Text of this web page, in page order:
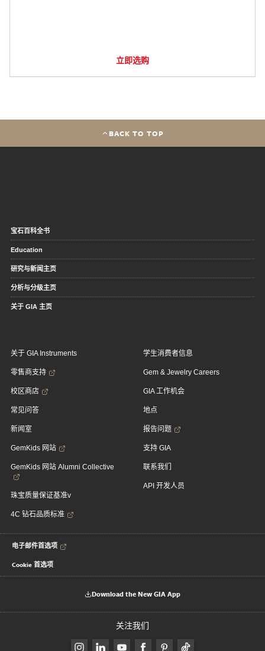
立即选购
BACK TO TOP
宝石百科全书
Education
研究与新闻主页
分析与分级主页
关于 GIA 主页
关于 GIA Instruments
零售商支持
校区商店
常见问答
新闻室
GemKids 网站
GemKids 网站 Alumni Collective
珠宝质量保证基准v
4C 钻石品质标准
学生消费者信息
Gem & Jewelry Careers
GIA 工作机会
地点
报告问题
支持 GIA
联系我们
API 开发人员
电子邮件首选项
Cookie 首选项
Download the New GIA App
关注我们